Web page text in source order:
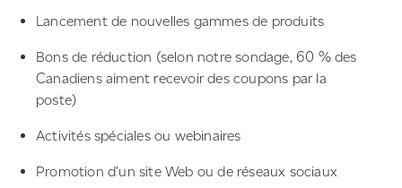
Lancement de nouvelles gammes de produits
Bons de réduction (selon notre sondage, 60 % des
Canadiens aiment recevoir des coupons par la
poste)
Activités spéciales ou webinaires
Promotion d’un site Web ou de réseaux sociaux